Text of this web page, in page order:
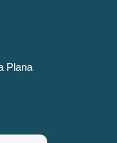
Plana